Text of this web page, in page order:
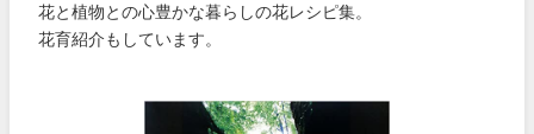
花と植物との心豊かな暮らしの花レシピ集。
花育紹介もしています。